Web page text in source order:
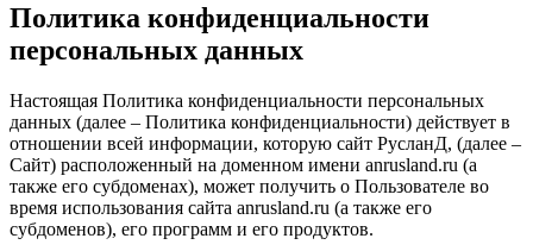
Политика конфиденциальности
персональных данных
Настоящая Политика конфиденциальности персональных
данных (далее – Политика конфиденциальности) действует в
отношении всей информации, которую сайт РусланД, (далее –
Сайт) расположенный на доменном имени anrusland.ru (а
также его субдоменах), может получить о Пользователе во
время использования сайта anrusland.ru (а также его
субдоменов), его программ и его продуктов.